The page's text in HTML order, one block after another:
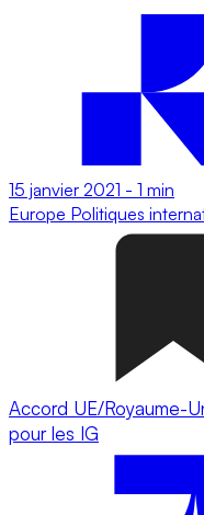
15 janvier 2021 - 1 min
Europe Politiques
Accord UE/Royaume-
pour les IG